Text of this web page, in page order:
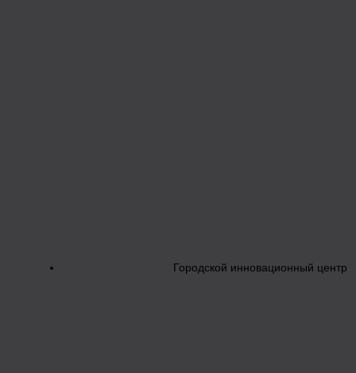
Городской инновационный центр